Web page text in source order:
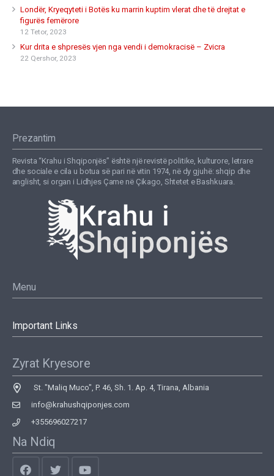
Londër, Kryeqyteti i Botës ku marrin kuptim vlerat dhe të drejtat e
figurës femërore
12 Tetor, 2023
Kur drita e shpresës vjen nga vendi i demokracisë – Zvicra
22 Qershor, 2023
Prezantim
Revista “Krahu i Shqiponjës” është një revistë politike, kulturore, letrare
dhe sociale e cila u botua së pari në vitin 1974, në dy gjuhë: shqip dhe
anglisht, si organ i Lidhjes Çame në Çikago, Shtetet e Bashkuara.
Menu
Important Links
Zyrat Kryesore
St. "Maliq Muco", P. 46, Sh. 1. Ap. 4, Tirana, Albania
info@krahushqiponjes.com
+355696027217
Na Ndiq